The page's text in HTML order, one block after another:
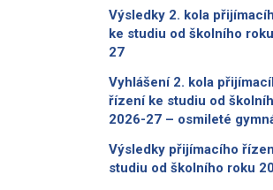
Výsledky 2. kola
ke studiu od školního
27
Vyhlášení 2. kola
řízení ke studiu od
2026-27 – osmileté
Výsledky přijímacího
studiu od školního roku